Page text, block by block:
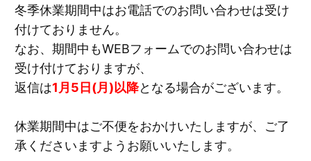
冬季休業期間中はお電話でのお問い合わせは受け
付けておりません。
なお、期間中もWEBフォームでのお問い合わせは
受け付けておりますが、
返信は1月5日(月)以降となる場合がございます。
休業期間中はご不便をおかけいたしますが、ご了
承くださいますようお願いいたします。